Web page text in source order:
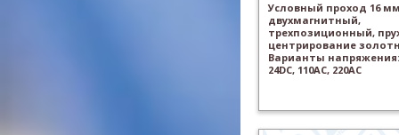
Условный проход 16
двухмагнитный,
трехпозиционный,
центрирование
Варианты напряжения:
24DC, 110AC, 220AC